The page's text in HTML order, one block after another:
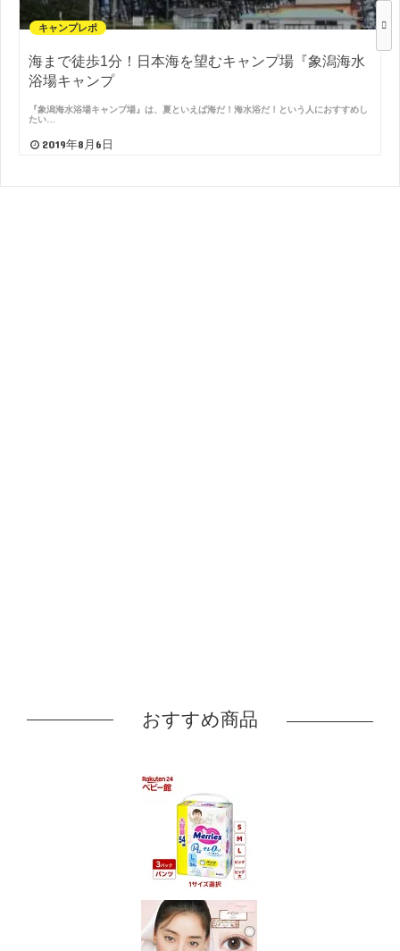
キャンプレポ
海まで徒歩1分！日本海を望むキャンプ場『象潟海水
浴場キャンプ
『象潟海水浴場キャンプ場』は、夏といえば海だ！海水浴だ！という人におすすめし
たい…
2019年8月6日
おすすめ商品